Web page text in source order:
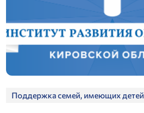
Поддержка семей, имеющих детей